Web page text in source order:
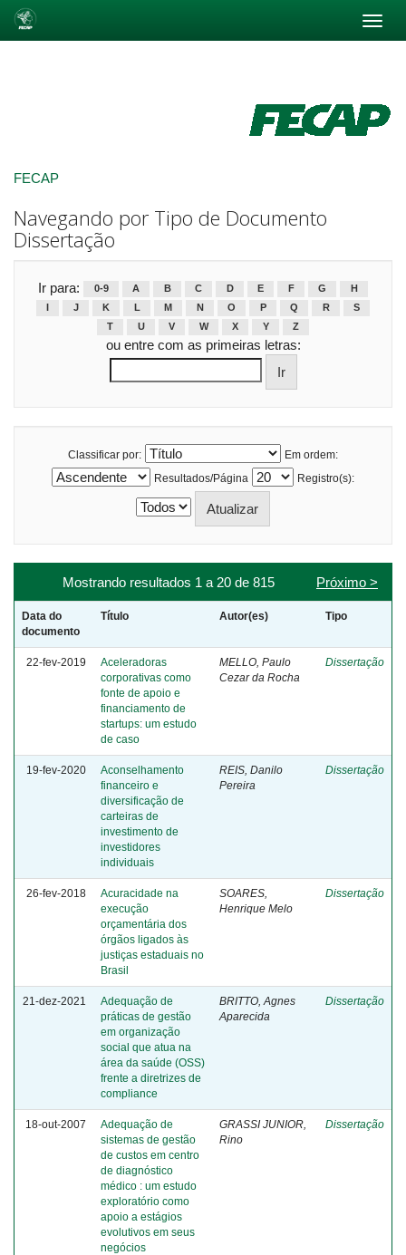
FECAP
Navegando por Tipo de Documento
Dissertação
Ir para: 0-9 A B C D E F G
H
J K L M N O P Q R
S
T
U V W X Y Z
ou entre com as primeiras letras:
Classificar por:
Em ordem:
Resultados/Página
Registro(s):
Mostrando resultados 1 a 20 de 815 Próximo >
Data do
documento
Título Autor(es) Tipo
22-fev-2019
Aceleradoras
corporativas como
fonte de apoio e
financiamento de
startups: um estudo
de caso
MELLO, Paulo
Cezar da Rocha
Dissertação
19-fev-2020
Aconselhamento
financeiro e
diversificação de
carteiras de
investimento de
investidores
individuais
REIS, Danilo
Pereira
Dissertação
26-fev-2018
Acuracidade na
execução
orçamentária dos
órgãos ligados às
justiças estaduais no
Brasil
SOARES,
Henrique Melo
Dissertação
21-dez-2021
Adequação de
práticas de gestão
em organização
social que atua na
área da saúde (OSS)
frente a diretrizes de
compliance
BRITTO, Agnes
Aparecida
Dissertação
18-out-2007
Adequação de
sistemas de gestão
de custos em centro
de diagnóstico
médico : um estudo
exploratório como
apoio a estágios
evolutivos em seus
negócios
GRASSI JUNIOR,
Rino
Dissertação